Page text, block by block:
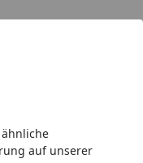
ähnliche
auf unserer